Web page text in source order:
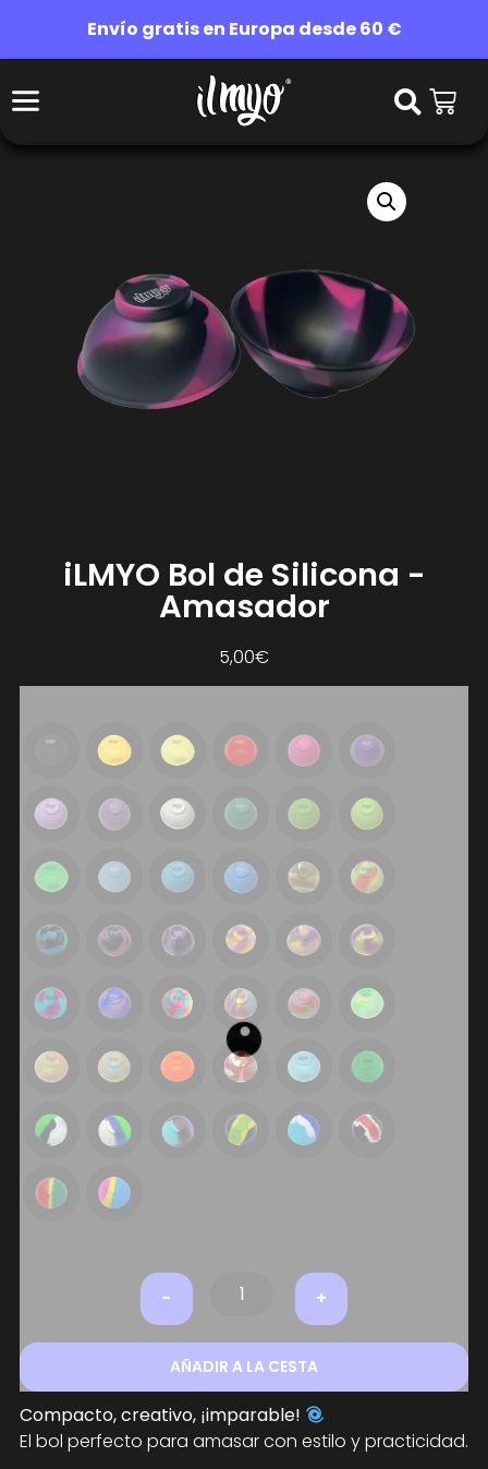
Envío gratis en Europa desde 60 €
iLMYO Bol de Silicona -
Amasador
5,00€
- +
AÑADIR A LA CESTA
Compacto, creativo, ¡imparable!
El bol perfecto para amasar con estilo y practicidad.